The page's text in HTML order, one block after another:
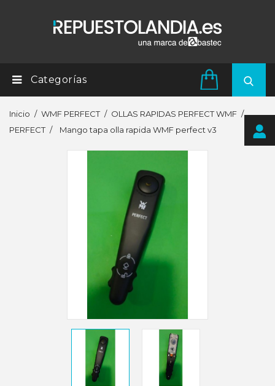
Categorías
Inicio WMF PERFECT
OLLAS RAPIDAS PERFECT WMF
PERFECT
Mango tapa olla rapida WMF perfect v3